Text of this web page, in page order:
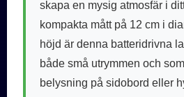
skapa en mysig atmosfär i
kompakta mått på 12 cm i
höjd är denna batteridrivna
både små utrymmen och
belysning på sidobord eller